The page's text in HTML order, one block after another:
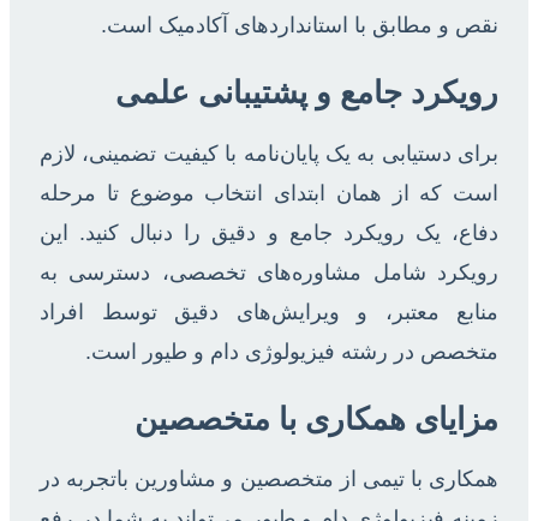
نقص و مطابق با استانداردهای آکادمیک است.
رویکرد جامع و پشتیبانی علمی
برای دستیابی به یک پایان‌نامه با کیفیت تضمینی، لازم
است که از همان ابتدای انتخاب موضوع تا مرحله
دفاع، یک رویکرد جامع و دقیق را دنبال کنید. این
رویکرد شامل مشاوره‌های تخصصی، دسترسی به
منابع معتبر، و ویرایش‌های دقیق توسط افراد
متخصص در رشته فیزیولوژی دام و طیور است.
مزایای همکاری با متخصصین
همکاری با تیمی از متخصصین و مشاورین باتجربه در